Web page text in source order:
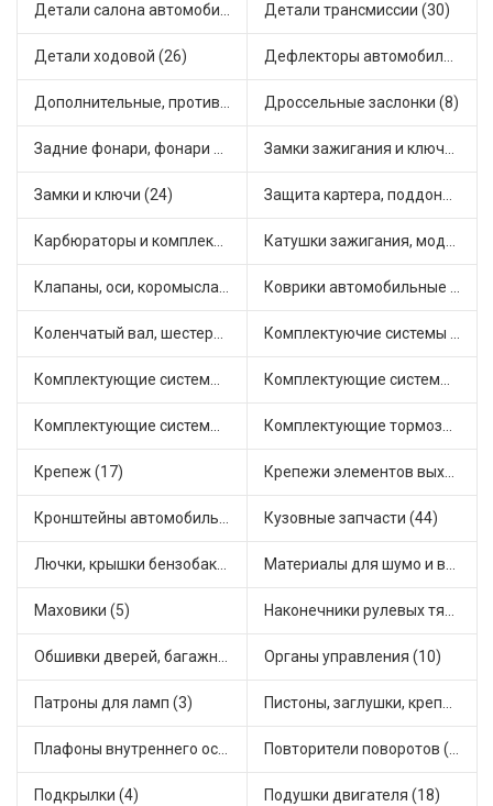
Детали салона автомобиля (28) Детали трансмиссии (30)
Детали ходовой (26) Дефлекторы автомобильные (1)
Дополнительные, противотуманные фары (2) Дроссельные заслонки (8)
Задние фонари, фонари видимости (3) Замки зажигания и ключи (14)
Замки и ключи (24) Защита картера, поддона, КПП (2)
Карбюраторы и комплектующие (25) Катушки зажигания, модули зажигания (15)
Клапаны, оси, коромысла (12) Коврики автомобильные (5)
Коленчатый вал, шестерни коленчатого вала (1) Комплектуючие системы стеклоочистителя (6)
Комплектующие системы выпуска отработавших газов (14) Комплектующие системы отопления (28)
Комплектующие системы питания (21) Комплектующие тормозной системы (14)
Крепеж (17) Крепежи элементов выхлопной системы (3)
Кронштейны автомобильные (11) Кузовные запчасти (44)
Лючки, крышки бензобака (3) Материалы для шумо и виброизоляции (1)
Маховики (5) Наконечники рулевых тяг (18)
Обшивки дверей, багажника, потолков, накладки салона (4) Органы управления (10)
Патроны для ламп (3) Пистоны, заглушки, крепежные элементы (6)
Плафоны внутреннего освещения (1) Повторители поворотов (9)
Подкрылки (4) Подушки двигателя (18)